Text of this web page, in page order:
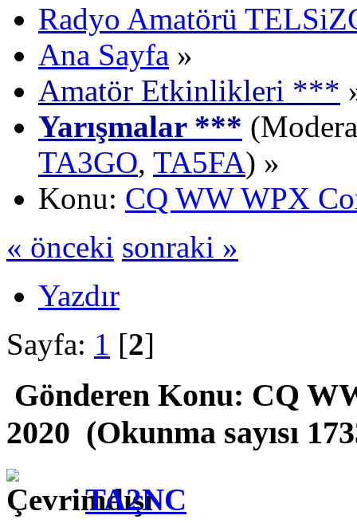
Radyo Amatörü
Ana Sayfa »
Amatör Etkinlikleri ***
Yarışmalar ***
TA3GO, TA5FA) »
Konu: CQ WW WPX
« önceki sonraki »
Yazdır
Sayfa: 1 [2]
Gönderen Konu: CQ
2020 (Okunma sayısı
TA2NC